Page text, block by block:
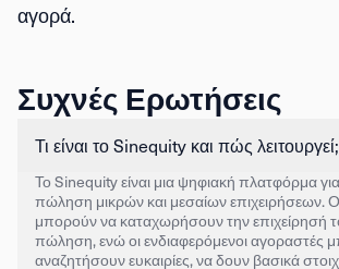
αγορά.
Συχνές Ερωτήσεις
Τι είναι το Sinequity και πώς λειτουργεί;
Το Sinequity είναι μια ψηφιακή πλατφόρμα
πώληση μικρών και μεσαίων επιχειρήσεων. Οι
μπορούν να καταχωρήσουν την επιχείρησή
πώληση, ενώ οι ενδιαφερόμενοι αγοραστές
αναζητήσουν ευκαιρίες, να δουν βασικά